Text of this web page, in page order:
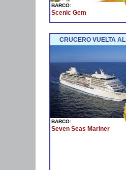
BARCO:
Scenic Gem
CRUCERO VUELTA
BARCO:
Seven Seas Mariner